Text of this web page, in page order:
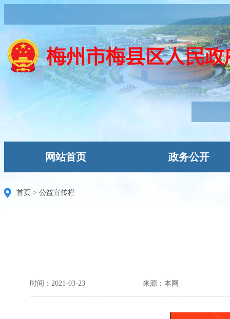
网站首页 政务公开
首页 > 公益宣传栏
时间：2021-03-23 来源：本网